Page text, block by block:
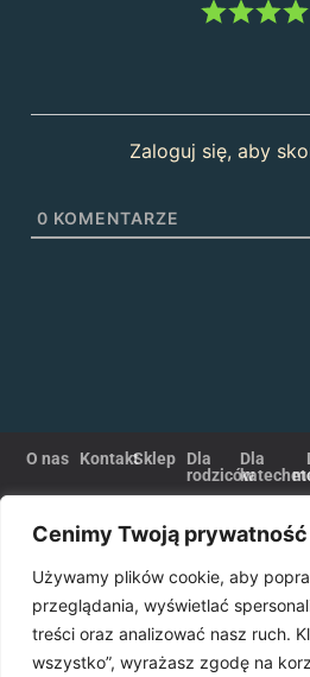
Cenimy Twoją prywatność
Używamy plików cookie, aby
przeglądania, wyświetlać
treści oraz analizować nasz ruch.
wszystko”, wyrażasz zgodę na
Zaloguj się, aby
0 KOMENTARZE
O nas KontaktSklep
Dla
rodziców
Dla
Wydawnictwo
Plac Kolegiacki
e-mail:
telefon stac.(18)
telefon kom.(+48)